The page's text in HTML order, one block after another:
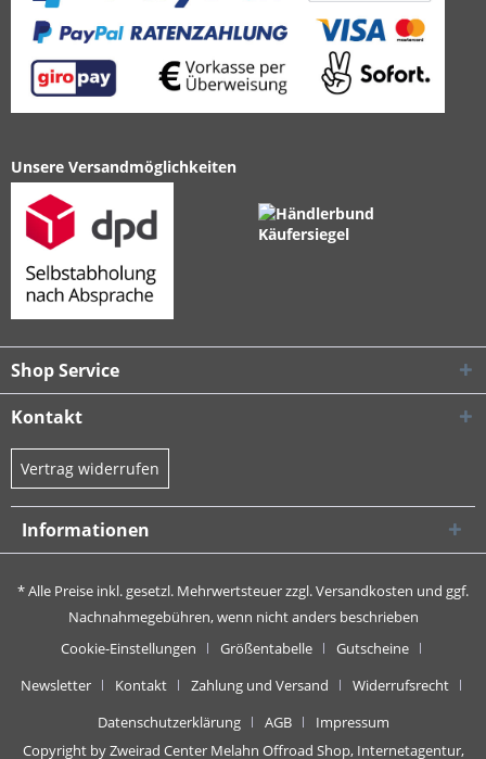
Unsere Versandmöglichkeiten
Shop Service
Kontakt
Vertrag widerrufen
Informationen
* Alle Preise inkl. gesetzl. Mehrwertsteuer zzgl.Versandkosten und ggf.
Nachnahmegebühren, wenn nicht anders beschrieben
Cookie-Einstellungen
Größentabelle
Gutscheine
Newsletter
Kontakt Zahlung und Versand
Widerrufsrecht
Datenschutzerklärung
AGB
Impressum
Copyright by Zweirad Center Melahn Offroad Shop, Internetagentur,